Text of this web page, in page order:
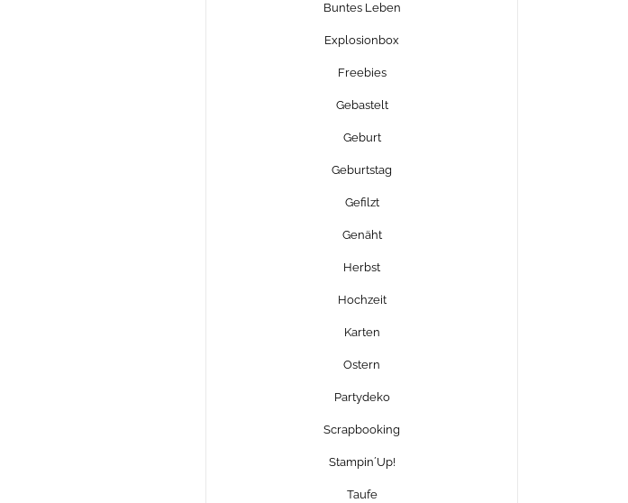
Buntes Leben
Explosionbox
Freebies
Gebastelt
Geburt
Geburtstag
Gefilzt
Genäht
Herbst
Hochzeit
Karten
Ostern
Partydeko
Scrapbooking
Stampin´Up!
Taufe